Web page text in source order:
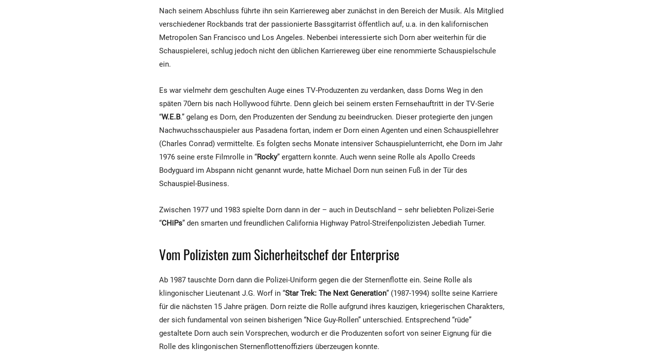
Nach seinem Abschluss führte ihn sein Karriereweg aber zunächst in den Bereich der Musik. Als Mitglied
verschiedener Rockbands trat der passionierte Bassgitarrist öffentlich auf, u.a. in den kalifornischen
Metropolen San Francisco und Los Angeles. Nebenbei interessierte sich Dorn aber weiterhin für die
Schauspielerei, schlug jedoch nicht den üblichen Karriereweg über eine renommierte Schauspielschule
ein.
Es war vielmehr dem geschulten Auge eines TV-Produzenten zu verdanken, dass Dorns Weg in den
späten 70ern bis nach Hollywood führte. Denn gleich bei seinem ersten Fernsehauftritt in der TV-Serie
“W.E.B.” gelang es Dorn, den Produzenten der Sendung zu beeindrucken. Dieser protegierte den jungen
Nachwuchsschauspieler aus Pasadena fortan, indem er Dorn einen Agenten und einen Schauspiellehrer
(Charles Conrad) vermittelte. Es folgten sechs Monate intensiver Schauspielunterricht, ehe Dorn im Jahr
1976 seine erste Filmrolle in “Rocky” ergattern konnte. Auch wenn seine Rolle als Apollo Creeds
Bodyguard im Abspann nicht genannt wurde, hatte Michael Dorn nun seinen Fuß in der Tür des
Schauspiel-Business.
Zwischen 1977 und 1983 spielte Dorn dann in der – auch in Deutschland – sehr beliebten Polizei-Serie
“CHiPs” den smarten und freundlichen California Highway Patrol-Streifenpolizisten Jebediah Turner.
Vom Polizisten zum Sicherheitschef der Enterprise
Ab 1987 tauschte Dorn dann die Polizei-Uniform gegen die der Sternenflotte ein. Seine Rolle als
klingonischer Lieutenant J.G. Worf in “Star Trek: The Next Generation” (1987-1994) sollte seine Karriere
für die nächsten 15 Jahre prägen. Dorn reizte die Rolle aufgrund ihres kauzigen, kriegerischen Charakters,
der sich fundamental von seinen bisherigen “Nice Guy-Rollen” unterschied. Entsprechend “rüde”
gestaltete Dorn auch sein Vorsprechen, wodurch er die Produzenten sofort von seiner Eignung für die
Rolle des klingonischen Sternenflottenoffiziers überzeugen konnte.